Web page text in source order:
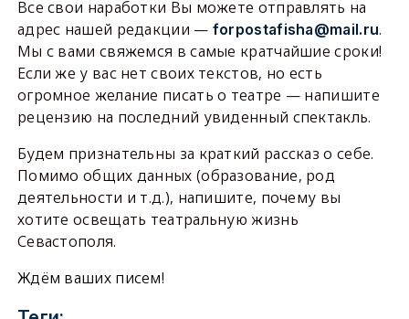
Все свои наработки Вы можете отправлять на
адрес нашей редакции — forpostafisha@mail.ru.
Мы с вами свяжемся в самые кратчайшие сроки!
Если же у вас нет своих текстов, но есть
огромное желание писать о театре — напишите
рецензию на последний увиденный спектакль.
Будем признательны за краткий рассказ о себе.
Помимо общих данных (образование, род
деятельности и т.д.), напишите, почему вы
хотите освещать театральную жизнь
Севастополя.
Ждём ваших писем!